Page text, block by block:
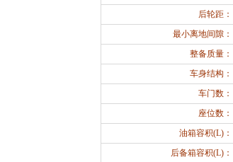
后轮距：
最小离地间隙：
整备质量：
车身结构：
车门数：
座位数：
油箱容积(L)：
后备箱容积(L)：